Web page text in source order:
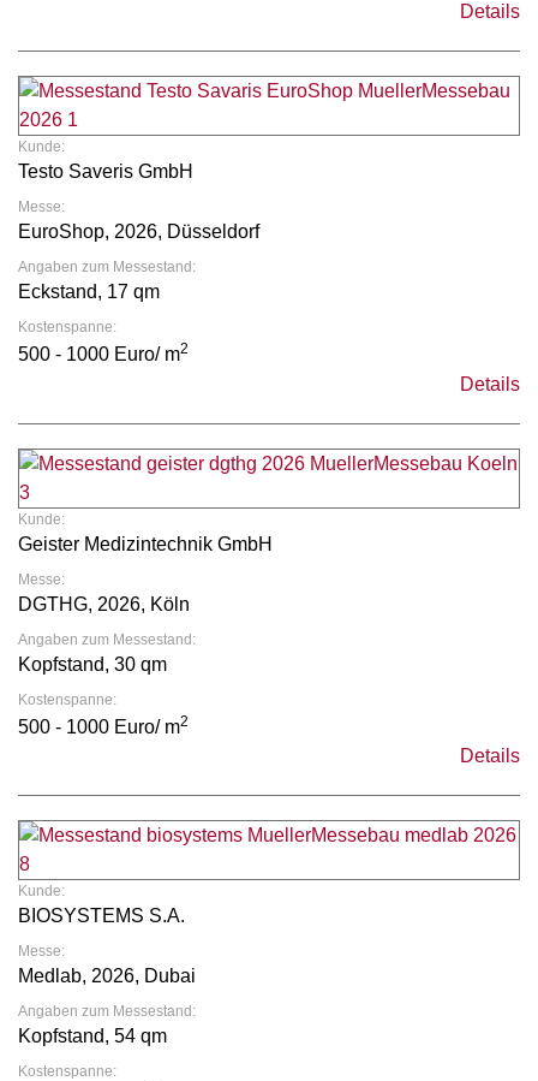
Details
Kunde:
Testo Saveris GmbH
Messe:
EuroShop, 2026, Düsseldorf
Angaben zum Messestand:
Eckstand, 17 qm
Kostenspanne:
500 - 1000 Euro/ m2
Details
Kunde:
Geister Medizintechnik GmbH
Messe:
DGTHG, 2026, Köln
Angaben zum Messestand:
Kopfstand, 30 qm
Kostenspanne:
500 - 1000 Euro/ m2
Details
Kunde:
BIOSYSTEMS S.A.
Messe:
Medlab, 2026, Dubai
Angaben zum Messestand:
Kopfstand, 54 qm
Kostenspanne: